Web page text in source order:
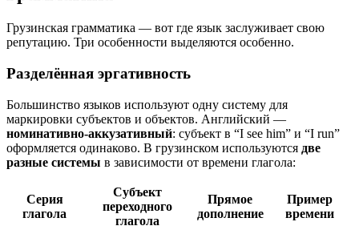
Грузинская грамматика — вот где язык заслуживает свою
репутацию. Три особенности выделяются особенно.
Разделённая эргативность
Большинство языков используют одну систему для
маркировки субъектов и объектов. Английский —
номинативно-аккузативный: субъект в “I see him” и “I run”
оформляется одинаково. В грузинском используются две
разные системы в зависимости от времени глагола:
Серия
глагола
Субъект
переходного
глагола
Прямое
дополнение
Пример
времени